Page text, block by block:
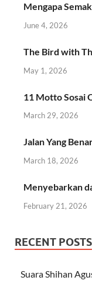
Mengapa
June 4, 2026
The Bird with
May 1, 2026
11 Motto Sosai
March 29, 2026
Jalan Yang
March 18, 2026
Menyebarkan
February 21, 2026
RECENT POSTS
Suara Shihan